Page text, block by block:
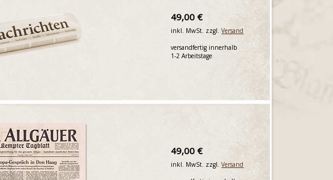
49,00 €
inkl. MwSt. zzgl.Versand
versandfertig innerhalb
1-2 Arbeitstage
49,00 €
inkl. MwSt. zzgl.Versand